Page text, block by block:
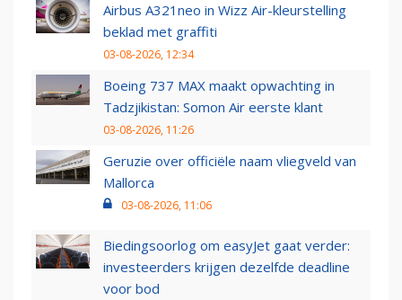
Airbus A321neo in Wizz Air-kleurstelling
beklad met graffiti
03-08-2026, 12:34
Boeing 737 MAX maakt opwachting in
Tadzjikistan: Somon Air eerste klant
03-08-2026, 11:26
Geruzie over officiële naam vliegveld van
Mallorca
03-08-2026, 11:06
Biedingsoorlog om easyJet gaat verder:
investeerders krijgen dezelfde deadline
voor bod